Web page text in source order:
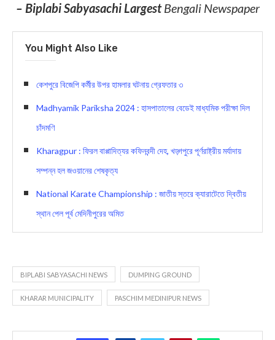
– Biplabi Sabyasachi LargestBengali Newspaper
You Might Also Like
কেশপুরে বিজেপি কর্মীর উপর হামলার ঘটনায় গ্রেফতার ৩
Madhyamik Pariksha 2024 : হাসপাতালের বেডেই মাধ্যমিক পরীক্ষা দিল
চাঁদমণি
Kharagpur : ফিরল বাপ্পাদিত্যর কফিনবন্দী দেহ, খড়্গপুরে পূর্ণরাষ্ট্রীয় মর্যাদায়
সম্পন্ন হল জওয়ানের শেষকৃত্য
National Karate Championship : জাতীয় স্তরে ক্যারাটেতে দ্বিতীয়
স্থান পেল পূর্ব মেদিনীপুরের অমিত
BIPLABI SABYASACHI NEWS DUMPING GROUND
KHARAR MUNICIPALITY PASCHIM MEDINIPUR NEWS